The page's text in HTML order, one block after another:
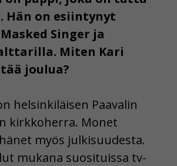
Hän on esiintynyt
Singer ja
Miten Kari
joulua?
helsinkiläisen Paavalin
kirkkoherra. Monet
myös julkisuudesta.
mukana suosituissa tv-